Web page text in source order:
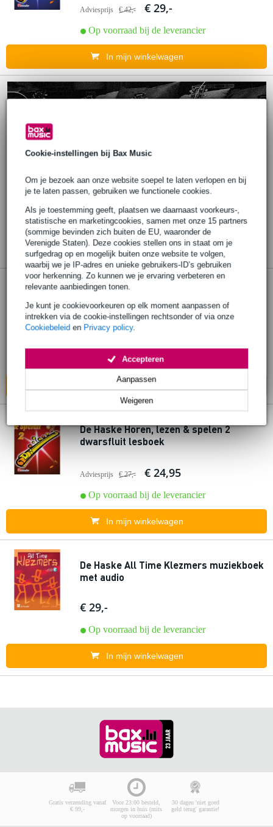
Cookie-instellingen bij Bax Music
Om je bezoek aan onze website soepel te laten verlopen en bij
je te laten passen, gebruiken we functionele cookies.
Als je toestemming geeft, plaatsen we daarnaast voorkeurs-,
statistische en marketingcookies, samen met onze 15 partners
(sommige bevinden zich buiten de EU, waaronder de
Verenigde Staten). Deze cookies stellen ons in staat om je
surfgedrag op en mogelijk buiten onze website te volgen,
waarbij we je IP-adres en unieke gebruikers-ID’s gebruiken
voor herkenning. Zo kunnen we je ervaring verbeteren en
relevante aanbiedingen tonen.
Je kunt je cookievoorkeuren op elk moment aanpassen of
intrekken via de cookie-instellingen rechtsonder of via onze
Cookiebeleid en Privacy policy.
Weigeren
Aanpassen
Accepteren
Adviesprijs € 42,- € 29,-
Op voorraad bij de leverancier
In mijn winkelwagen
De Haske Irish Melodies for flute - boek
voor dwarsfluit
Op voorraad bij de leverancier
In mijn winkelwagen
De Haske Horen, lezen & spelen 2
dwarsfluit lesboek
Adviesprijs € 27,- € 24,95
Op voorraad bij de leverancier
In mijn winkelwagen
De Haske All Time Klezmers muziekboek
met audio
€ 29,-
Op voorraad bij de leverancier
In mijn winkelwagen
Gratis verzending vanaf
€ 99,-
Voor 23:00 besteld,
morgen in huis (mits
op voorraad)
30 dagen 'niet goed
geld terug' garantie!